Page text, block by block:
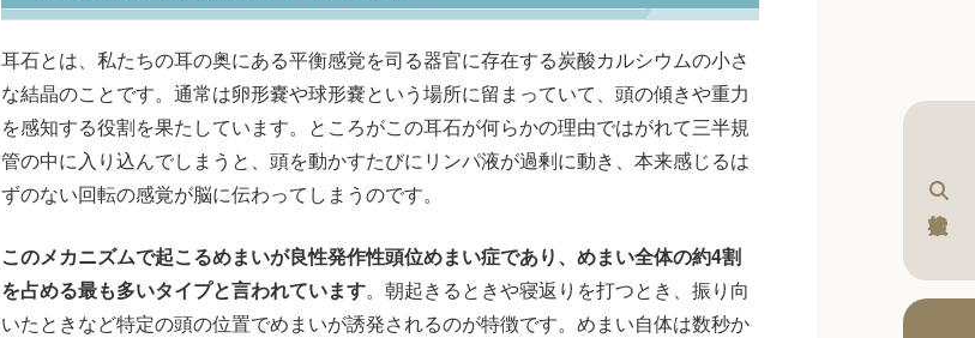
耳石とは、私たちの耳の奥にある平衡感覚を司る器官に存在する炭酸カルシウムの小さ
な結晶のことです。通常は卵形嚢や球形嚢という場所に留まっていて、頭の傾きや重力
を感知する役割を果たしています。ところがこの耳石が何らかの理由ではがれて三半規
管の中に入り込んでしまうと、頭を動かすたびにリンパ液が過剰に動き、本来感じるは
ずのない回転の感覚が脳に伝わってしまうのです。
このメカニズムで起こるめまいが良性発作性頭位めまい症であり、めまい全体の約4割
を占める最も多いタイプと言われています。朝起きるときや寝返りを打つとき、振り向
いたときなど特定の頭の位置でめまいが誘発されるのが特徴です。めまい自体は数秒か